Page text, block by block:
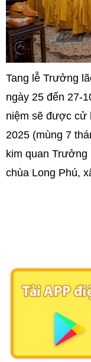
Tang lễ Trưởng
ngày 25 đến 27-
niệm sẽ được cử
2025 (mùng 7
kim quan
chùa Long Phú,